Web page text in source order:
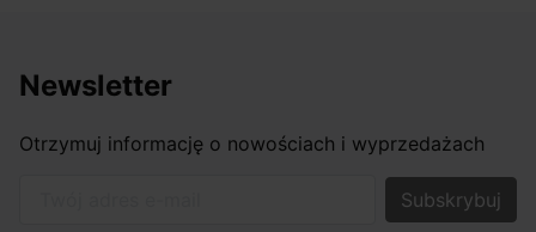
Newsletter
Otrzymuj informację o nowościach i wyprzedażach